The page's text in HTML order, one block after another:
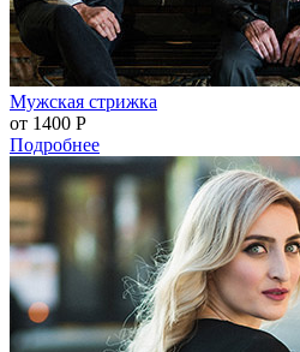
Мужская стрижка
от 1400 Р
Подробнее